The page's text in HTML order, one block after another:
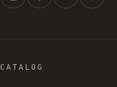
CATALOG